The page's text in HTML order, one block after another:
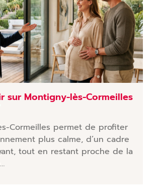
sur Montigny-lès-Cormeilles
Cormeilles permet de profiter
plus calme, d’un cadre
tout en restant proche de la